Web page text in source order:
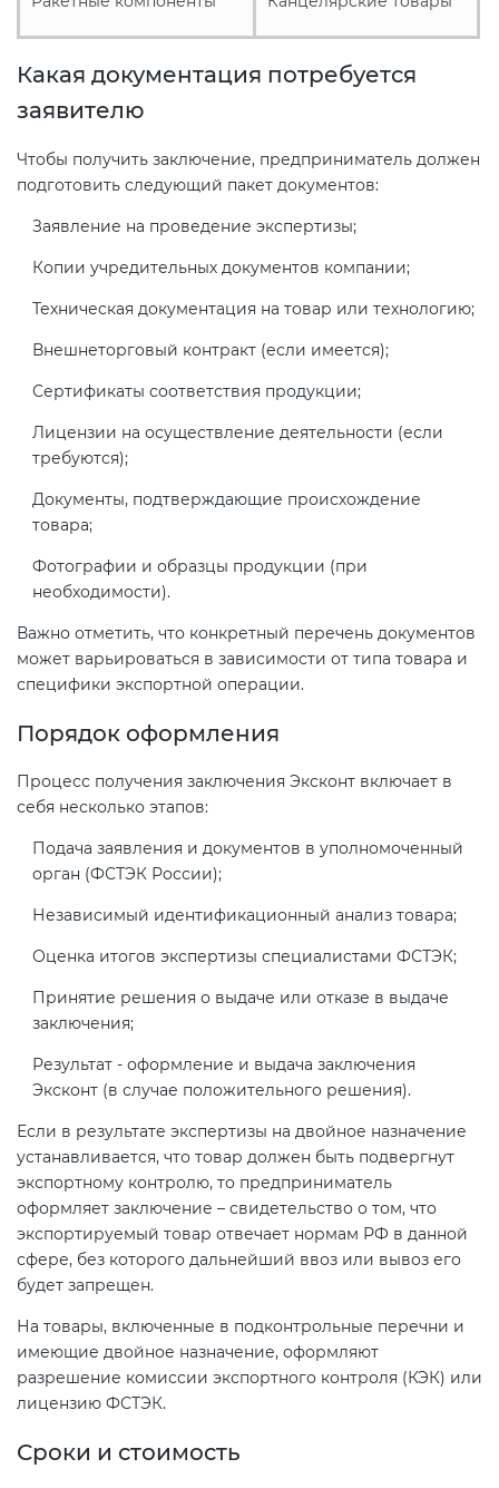
Какая документация потребуется
заявителю
Чтобы получить заключение, предприниматель должен
подготовить следующий пакет документов:
Заявление на проведение экспертизы;
Копии учредительных документов компании;
Техническая документация на товар или технологию;
Внешнеторговый контракт (если имеется);
Сертификаты соответствия продукции;
Лицензии на осуществление деятельности (если
требуются);
Документы, подтверждающие происхождение
товара;
Фотографии и образцы продукции (при
необходимости).
Важно отметить, что конкретный перечень документов
может варьироваться в зависимости от типа товара и
специфики экспортной операции.
Порядок оформления
Процесс получения заключения Эксконт включает в
себя несколько этапов:
Подача заявления и документов в уполномоченный
орган (ФСТЭК России);
Независимый идентификационный анализ товара;
Оценка итогов экспертизы специалистами ФСТЭК;
Принятие решения о выдаче или отказе в выдаче
заключения;
Результат - оформление и выдача заключения
Эксконт (в случае положительного решения).
Если в результате экспертизы на двойное назначение
устанавливается, что товар должен быть подвергнут
экспортному контролю, то предприниматель
оформляет заключение – свидетельство о том, что
экспортируемый товар отвечает нормам РФ в данной
сфере, без которого дальнейший ввоз или вывоз его
будет запрещен.
На товары, включенные в подконтрольные перечни и
имеющие двойное назначение, оформляют
разрешение комиссии экспортного контроля (КЭК) или
лицензию ФСТЭК.
Сроки и стоимость